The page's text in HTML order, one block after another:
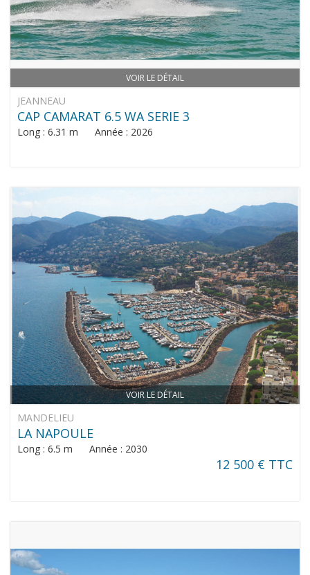
VOIR LE DÉTAIL
JEANNEAU
CAP CAMARAT 6.5 WA SERIE 3
Long : 6.31 m Année : 2026
VOIR LE DÉTAIL
MANDELIEU
LA NAPOULE
Long : 6.5 m Année : 2030
12 500 € TTC